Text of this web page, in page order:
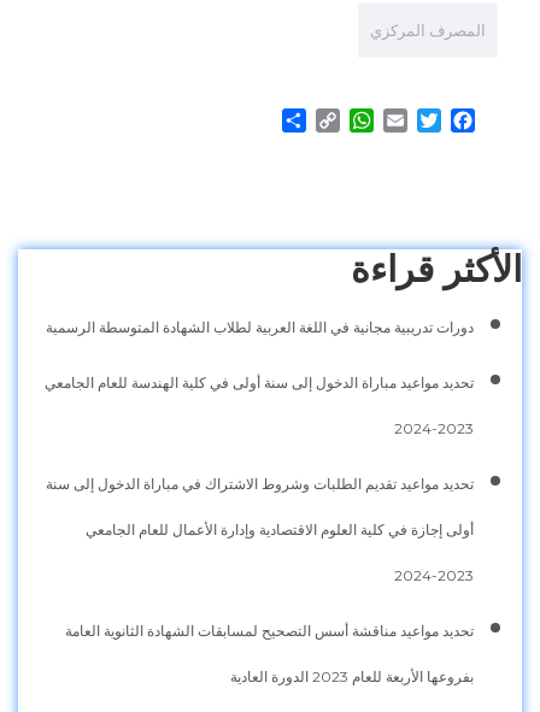
المصرف المركزي
Facebook
Twitter
Email
WhatsApp
Copy
الأكثر قراءة
دورات تدريبية مجانية في اللغة العربية لطلاب الشهادة المتوسطة الرسمية
تحديد مواعيد مباراة الدخول إلى سنة أولى في كلية الهندسة للعام الجامعي
2023-2024
تحديد مواعيد تقديم الطلبات وشروط الاشتراك في مباراة الدخول إلى سنة
أولى إجازة في كلية العلوم الاقتصادية وإدارة الأعمال للعام الجامعي
2023-2024
تحديد مواعيد مناقشة أسس التصحيح لمسابقات الشهادة الثانوية العامة
بفروعها الأربعة للعام 2023 الدورة العادية